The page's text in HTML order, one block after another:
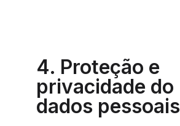
4. Proteção e
privacidade do
dados pessoais